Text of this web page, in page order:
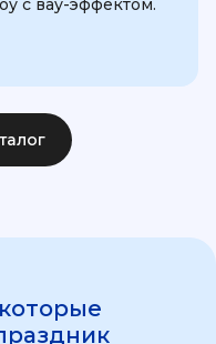
с вау-эффектом.
которые